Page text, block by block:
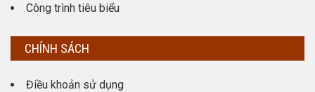
Công trình tiêu biểu
CHÍNH SÁCH
Điều khoản sử dụng